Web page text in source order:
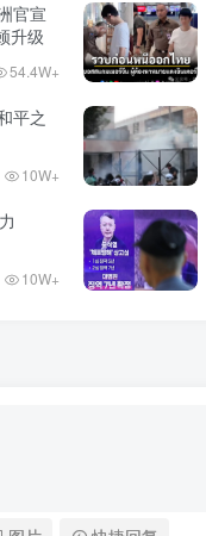
官宣
升级
54.4W+
平之
10W+
10W+